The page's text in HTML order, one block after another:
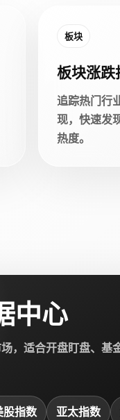
板块
板块涨跌
追踪热门行
现，快速发
热度。
中心
，适合开盘盯盘、基
股指数 亚太指数